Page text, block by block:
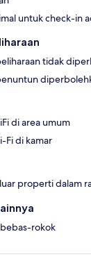
untuk check-in
tidak
di area umum
Fi di kamar
properti dalam
rokok